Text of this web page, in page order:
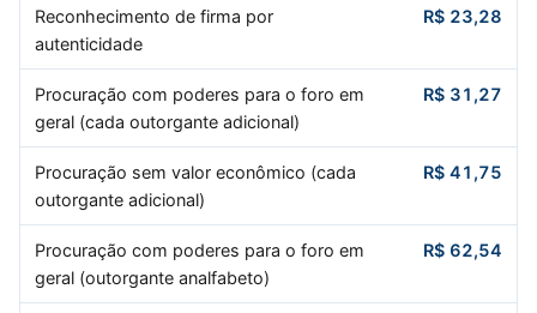
Reconhecimento de firma por
autenticidade
R$ 23,28
Procuração com poderes para o foro em
geral (cada outorgante adicional)
R$ 31,27
Procuração sem valor econômico (cada
outorgante adicional)
R$ 41,75
Procuração com poderes para o foro em
geral (outorgante analfabeto)
R$ 62,54